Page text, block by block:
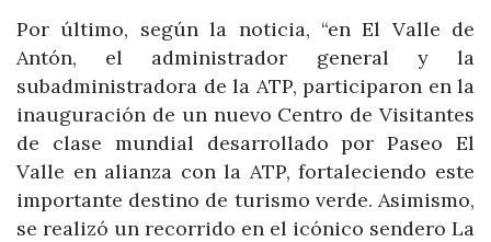
Por último, según la noticia, “en El Valle de
Antón, el administrador general y la
subadministradora de la ATP, participaron en la
inauguración de un nuevo Centro de Visitantes
de clase mundial desarrollado por Paseo El
Valle en alianza con la ATP, fortaleciendo este
importante destino de turismo verde. Asimismo,
se realizó un recorrido en el icónico sendero La